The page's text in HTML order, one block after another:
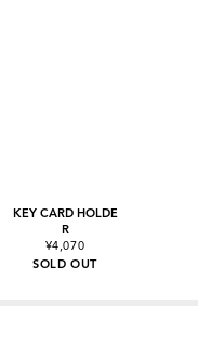
KEY CARD HOLDE
R
¥4,070
SOLD OUT